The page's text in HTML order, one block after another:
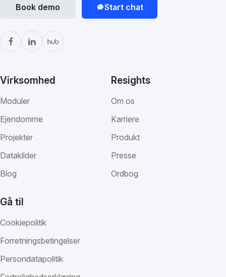
Book demo Start chat
Virksomhed
Moduler
Ejendomme
Projekter
Datakilder
Blog
Resights
Om os
Karriere
Produkt
Presse
Ordbog
Gå til
Cookiepolitik
Forretningsbetingelser
Persondatapolitik